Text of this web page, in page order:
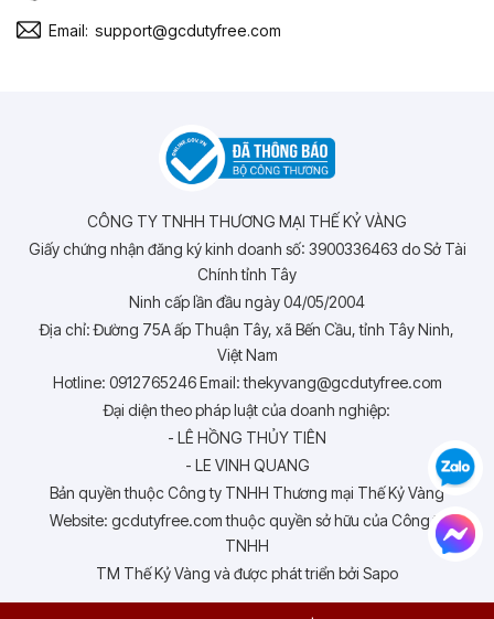
Email: support@gcdutyfree.com
CÔNG TY TNHH THƯƠNG MẠI THẾ KỶ VÀNG
Giấy chứng nhận đăng ký kinh doanh số: 3900336463 do Sở Tài
Chính tỉnh Tây
Ninh cấp lần đầu ngày 04/05/2004
Địa chỉ: Đường 75A ấp Thuận Tây, xã Bến Cầu, tỉnh Tây Ninh,
Việt Nam
Hotline: 0912765246 Email: thekyvang@gcdutyfree.com
Đại diện theo pháp luật của doanh nghiệp:
- LÊ HỒNG THỦY TIÊN
- LE VINH QUANG
Bản quyền thuộc Công ty TNHH Thương mại Thế Kỷ Vàng
Website: gcdutyfree.com thuộc quyền sở hữu của Công ty
TNHH
TM Thế Kỷ Vàng và được phát triển bởi Sapo